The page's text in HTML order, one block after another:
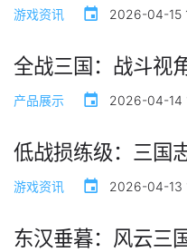
游戏资讯 2026-04-15
全战三国：战斗视
产品展示 2026-04-14
低战损练级：三国
游戏资讯 2026-04-13
东汉垂暮：风云三